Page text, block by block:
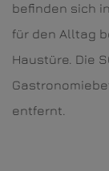
befinden sich
für den Alltag
Haustüre. Die
entfernt.